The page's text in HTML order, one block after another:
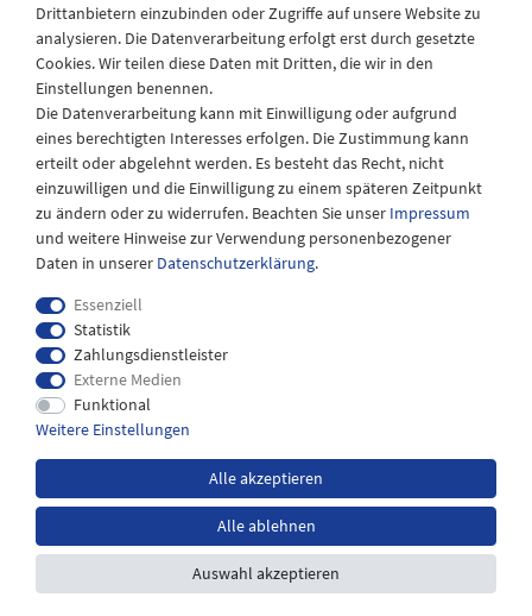
Montag - Freitag
08:30 - 12:30 und 13.00 - 17.30 Uhr
Samstags
08:30 bis 12:30 Uhr
Impressum
Widerrufs­recht
Versandkosten
Drittanbietern einzubinden oder Zugriffe auf unsere Website zu
analysieren. Die Datenverarbeitung erfolgt erst durch gesetzte
Cookies. Wir teilen diese Daten mit Dritten, die wir in den
Einstellungen benennen.
Die Datenverarbeitung kann mit Einwilligung oder aufgrund
eines berechtigten Interesses erfolgen. Die Zustimmung kann
erteilt oder abgelehnt werden. Es besteht das Recht, nicht
einzuwilligen und die Einwilligung zu einem späteren Zeitpunkt
zu ändern oder zu widerrufen. Beachten Sie unser Impressum
und weitere Hinweise zur Verwendung personenbezogener
Daten in unserer Daten­schutz­erklärung.
Essenziell
Statistik
Zahlungsdienstleister
Externe Medien
Funktional
Weitere Einstellungen
Alle akzeptieren
Alle ablehnen
Auswahl akzeptieren